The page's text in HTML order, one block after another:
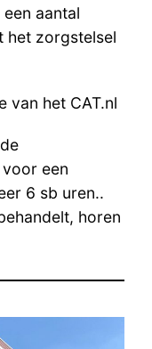
aantal
het zorgstelsel
van het CAT.nl
een
6 sb uren..
horen